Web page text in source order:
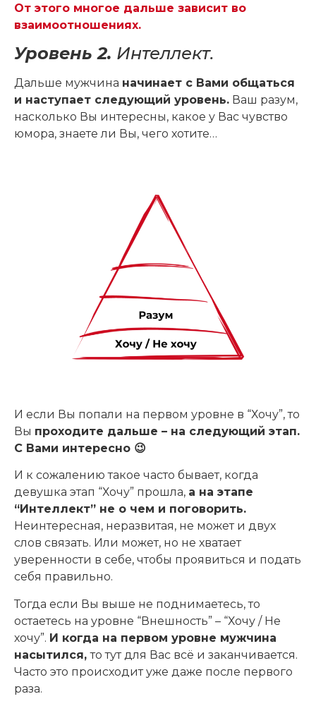
От этого многое дальше зависит во
взаимоотношениях.
Уровень 2. Интеллект.
Дальше мужчина начинает с Вами общаться
и наступает следующий уровень. Ваш разум,
насколько Вы интересны, какое у Вас чувство
юмора, знаете ли Вы, чего хотите…
И если Вы попали на первом уровне в “Хочу”, то
Вы проходите дальше – на следующий этап.
С Вами интересно 😉
И к сожалению такое часто бывает, когда
девушка этап “Хочу” прошла, а на этапе
“Интеллект” не о чем и поговорить.
Неинтересная, неразвитая, не может и двух
слов связать. Или может, но не хватает
уверенности в себе, чтобы проявиться и подать
себя правильно.
Тогда если Вы выше не поднимаетесь, то
остаетесь на уровне “Внешность” – “Хочу / Не
хочу”. И когда на первом уровне мужчина
насытился,то тут для Вас всё и заканчивается.
Часто это происходит уже даже после первого
раза.